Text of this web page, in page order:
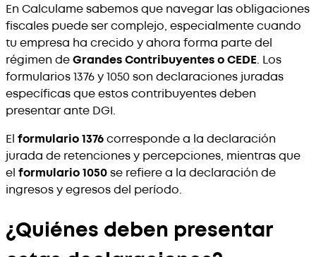
En Calculame sabemos que navegar las obligaciones
fiscales puede ser complejo, especialmente cuando
tu empresa ha crecido y ahora forma parte del
régimen deGrandes Contribuyentes o CEDE. Los
formularios 1376 y 1050 son declaraciones juradas
específicas que estos contribuyentes deben
presentar ante DGI.
El formulario 1376corresponde a la declaración
jurada de retenciones y percepciones, mientras que
el formulario 1050se refiere a la declaración de
ingresos y egresos del período.
¿Quiénes deben presentar